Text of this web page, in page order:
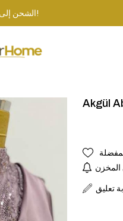
الشحن إلى جميع أنحاء العالم!
Akgül
المخزن
تعليق